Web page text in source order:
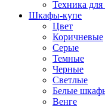
Техника
Шкафы-купе
Цвет
Коричневые
Серые
Темные
Черные
Светлые
Белые
Венге